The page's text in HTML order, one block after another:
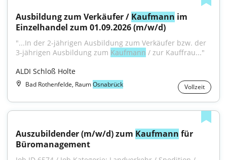
Ausbildung zum Verkäufer / Kaufmann im
Einzelhandel zum 01.09.2026 (m/w/d)
"...In der 2-jährigen Ausbildung zum Verkäufer bzw. der
3-jährigen Ausbildung zum Kaufmann / zur Kauffrau..."
ALDI Schloß Holte
Bad Rothenfelde, RaumOsnabrück Vollzeit
Auszubildender (m/w/d) zum Kaufmann für
Büromanagement